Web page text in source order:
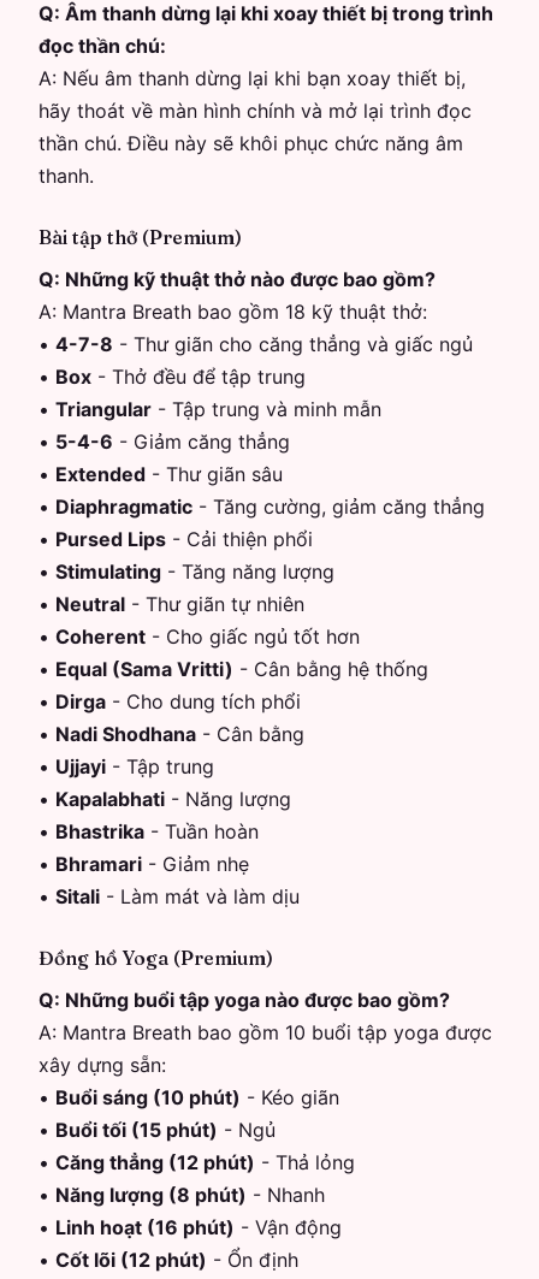
Q: Âm thanh dừng lại khi xoay thiết bị trong trình
đọc thần chú:
A: Nếu âm thanh dừng lại khi bạn xoay thiết bị,
hãy thoát về màn hình chính và mở lại trình đọc
thần chú. Điều này sẽ khôi phục chức năng âm
thanh.
Bài tập thở (Premium)
Q: Những kỹ thuật thở nào được bao gồm?
A: Mantra Breath bao gồm 18 kỹ thuật thở:
• 4-7-8 - Thư giãn cho căng thẳng và giấc ngủ
• Box - Thở đều để tập trung
• Triangular - Tập trung và minh mẫn
• 5-4-6 - Giảm căng thẳng
• Extended - Thư giãn sâu
• Diaphragmatic - Tăng cường, giảm căng thẳng
• Pursed Lips - Cải thiện phổi
• Stimulating - Tăng năng lượng
• Neutral - Thư giãn tự nhiên
• Coherent - Cho giấc ngủ tốt hơn
• Equal (Sama Vritti) - Cân bằng hệ thống
• Dirga - Cho dung tích phổi
• Nadi Shodhana - Cân bằng
• Ujjayi - Tập trung
• Kapalabhati - Năng lượng
• Bhastrika - Tuần hoàn
• Bhramari - Giảm nhẹ
• Sitali - Làm mát và làm dịu
Đồng hồ Yoga (Premium)
Q: Những buổi tập yoga nào được bao gồm?
A: Mantra Breath bao gồm 10 buổi tập yoga được
xây dựng sẵn:
• Buổi sáng (10 phút) - Kéo giãn
• Buổi tối (15 phút) - Ngủ
• Căng thẳng (12 phút) - Thả lỏng
• Năng lượng (8 phút) - Nhanh
• Linh hoạt (16 phút) - Vận động
• Cốt lõi (12 phút) - Ổn định